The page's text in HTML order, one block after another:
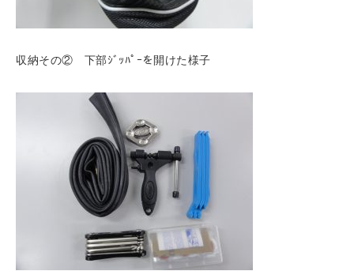
収納その② 下部ｼﾞｯﾊﾟｰを開けた様子